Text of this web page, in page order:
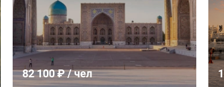
82 100 ₽ / чел